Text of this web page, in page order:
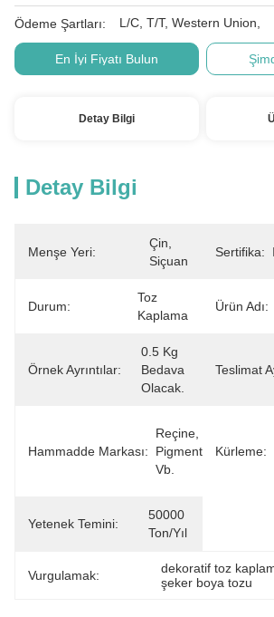
Ödeme Şartları: L/C, T/T, Western Union,
En İyi Fiyatı Bulun
Detay Bilgi
Detay Bilgi
Menşe Yeri:
Çin,
Siçuan
Sertifika:
Durum:
Toz
Kaplama
Ürün Adı:
Örnek Ayrıntılar:
0.5 Kg
Bedava
Olacak.
Teslimat
Hammadde Markası:
Reçine,
Pigment
Vb.
Kürleme:
Yetenek Temini:
50000
Ton/Yıl
Vurgulamak: dekoratif toz
şeker boya tozu